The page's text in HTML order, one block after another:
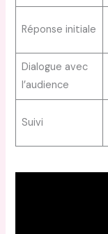
Réponse initiale
Dialogue avec
l’audience
Suivi